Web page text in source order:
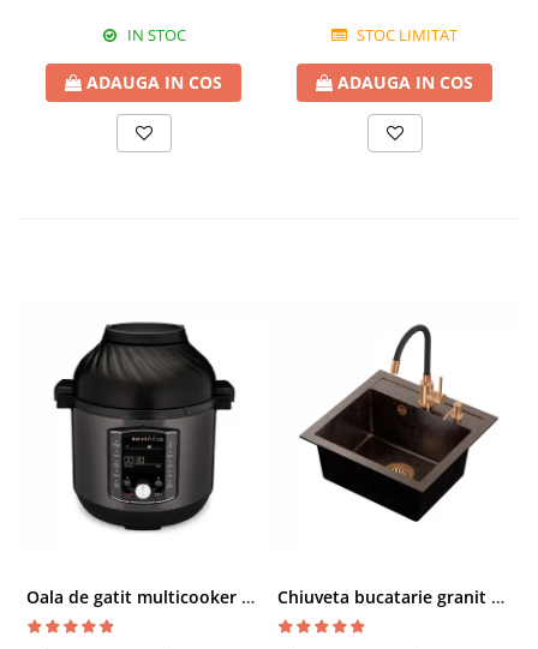
IN STOC
ADAUGA IN COS
STOC LIMITAT
ADAUGA IN COS
Oala de gatit multicooker 11 functii Instant Pot Pro Crisp 8 + Air Fryer 7.6 lt Chiuveta bucatarie granit cu finisaj negru perlat/cupru Steingran Art Copper cu dozator si baterie Quadron